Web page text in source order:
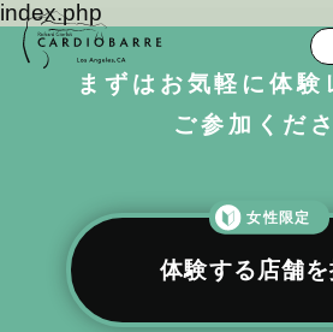
index.php
まずはお気軽に体験
ご参加くだ
女性限定
体験する店舗